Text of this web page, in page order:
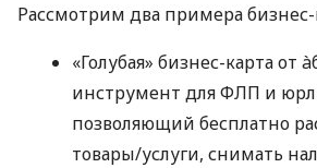
Рассмотрим два примера бизнес-
«Голубая» бизнес-карта от
инструмент для ФЛП и
позволяющий бесплатно
товары/услуги, снимать